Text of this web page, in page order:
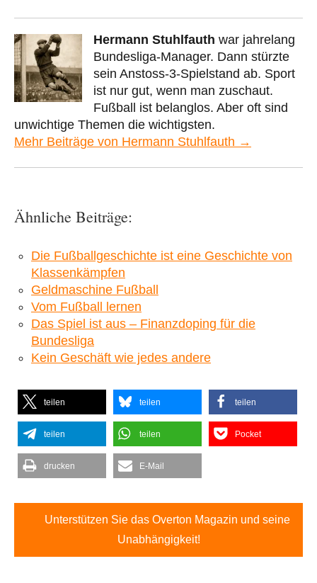
Hermann Stuhlfauth war jahrelang
Bundesliga-Manager. Dann stürzte
sein Anstoss-3-Spielstand ab. Sport
ist nur gut, wenn man zuschaut.
Fußball ist belanglos. Aber oft sind
unwichtige Themen die wichtigsten.
Mehr Beiträge von Hermann Stuhlfauth →
Ähnliche Beiträge:
Die Fußball­geschichte ist eine Geschichte von
Klassenkämpfen
Geldmaschine Fußball
Vom Fußball lernen
Das Spiel ist aus – Finanzdoping für die
Bundesliga
Kein Geschäft wie jedes andere
teilen teilen teilen
teilen teilen Pocket
drucken E-Mail
Unterstützen Sie das Overton Magazin und seine
Unabhängigkeit!